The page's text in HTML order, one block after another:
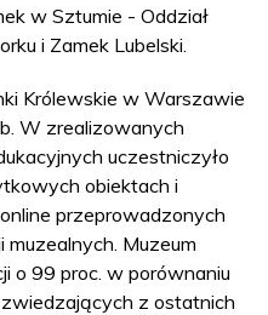
w Sztumie - Oddział
i Zamek Lubelski.
Królewskie w Warszawie
W zrealizowanych
uczestniczyło
obiektach i
przeprowadzonych
Muzeum
o 99 proc. w porównaniu
z ostatnich